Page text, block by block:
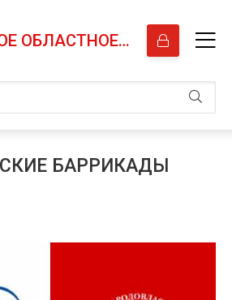
ТВЕРСКОЕ ОБЛАСТНОЕ ОТДЕЛЕНИЕ КПРФ
БАРРИКАДЫ